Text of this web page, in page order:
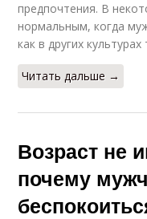
предпочтения. В
нормальным, когда
как в других
Читать дальше →
Возраст не
почему